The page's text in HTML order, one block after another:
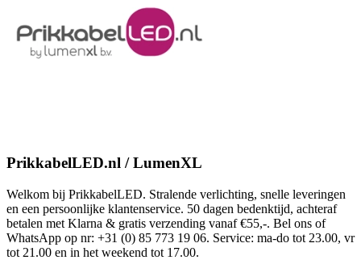
PrikkabelLED.nl / LumenXL
Welkom bij PrikkabelLED. Stralende verlichting, snelle leveringen
en een persoonlijke klantenservice. 50 dagen bedenktijd, achteraf
betalen met Klarna & gratis verzending vanaf €55,-. Bel ons of
WhatsApp op nr: +31 (0) 85 773 19 06. Service: ma-do tot 23.00, vr
tot 21.00 en in het weekend tot 17.00.